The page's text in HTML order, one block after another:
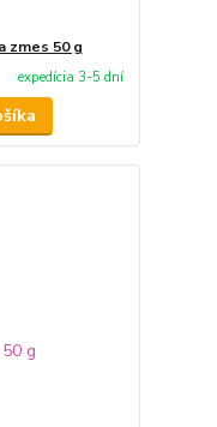
zmes 50 g
expedícia 3-5 dní